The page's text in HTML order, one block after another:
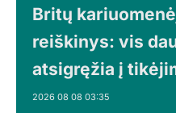
Britų
reiškinys: vis
atsigręžia į
2026 08 08 03:35